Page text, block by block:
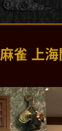
麻雀 上海